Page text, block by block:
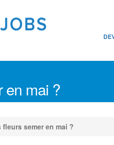
en mai ?
fleurs semer en mai ?